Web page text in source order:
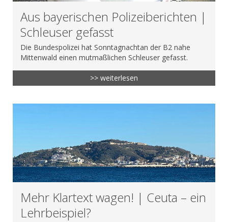
Aus bayerischen Polizeiberichten |
Schleuser gefasst
Die Bundespolizei hat Sonntagnachtan der B2 nahe
Mittenwald einen mutmaßlichen Schleuser gefasst.
>> weiterlesen
Mehr Klartext wagen! | Ceuta – ein
Lehrbeispiel?